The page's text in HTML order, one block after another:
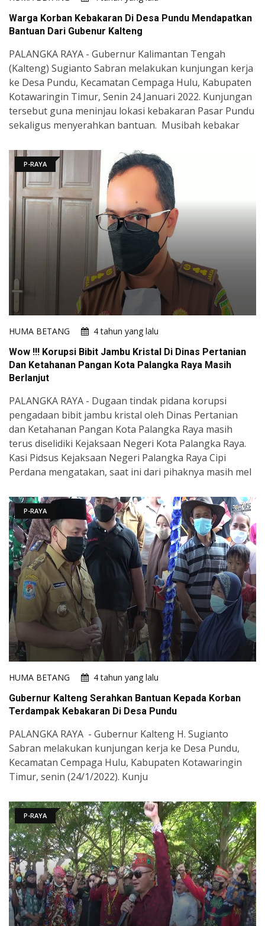
Warga Korban Kebakaran Di Desa Pundu Mendapatkan
Bantuan Dari Gubenur Kalteng
PALANGKA RAYA - Gubernur Kalimantan Tengah
(Kalteng) Sugianto Sabran melakukan kunjungan kerja
ke Desa Pundu, Kecamatan Cempaga Hulu, Kabupaten
Kotawaringin Timur, Senin 24 Januari 2022. Kunjungan
tersebut guna meninjau lokasi kebakaran Pasar Pundu
sekaligus menyerahkan bantuan. Musibah kebakar
P-RAYA
HUMA BETANG
4 tahun yang lalu
Wow !!! Korupsi Bibit Jambu Kristal Di Dinas Pertanian
Dan Ketahanan Pangan Kota Palangka Raya Masih
Berlanjut
PALANGKA RAYA - Dugaan tindak pidana korupsi
pengadaan bibit jambu kristal oleh Dinas Pertanian
dan Ketahanan Pangan Kota Palangka Raya masih
terus diselidiki Kejaksaan Negeri Kota Palangka Raya.
Kasi Pidsus Kejaksaan Negeri Palangka Raya Cipi
Perdana mengatakan, saat ini dari pihaknya masih mel
P-RAYA
HUMA BETANG
4 tahun yang lalu
Gubernur Kalteng Serahkan Bantuan Kepada Korban
Terdampak Kebakaran Di Desa Pundu
PALANGKA RAYA - Gubernur Kalteng H. Sugianto
Sabran melakukan kunjungan kerja ke Desa Pundu,
Kecamatan Cempaga Hulu, Kabupaten Kotawaringin
Timur, senin (24/1/2022). Kunju
P-RAYA